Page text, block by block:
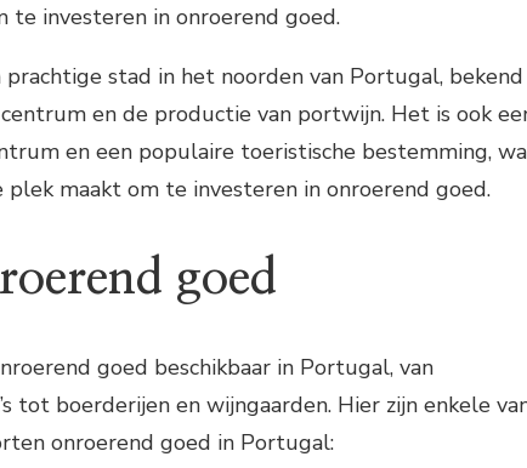
te investeren in onroerend goed.
stad in het noorden van Portugal, bekend
en de productie van portwijn. Het is ook
en een populaire toeristische bestemming,
maakt om te investeren in onroerend goed.
goed
goed beschikbaar in Portugal, van
tot boerderijen en wijngaarden. Hier zijn enkele
onroerend goed in Portugal: